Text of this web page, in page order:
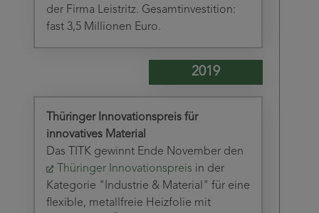
der Firma Leistritz. Gesamtinvestition:
fast 3,5 Millionen Euro.
2019
Thüringer Innovationspreis für
innovatives Material
Das TITK gewinnt Ende November den
Thüringer Innovationspreis in der
Kategorie "Industrie & Material" für eine
flexible, metallfreie Heizfolie mit